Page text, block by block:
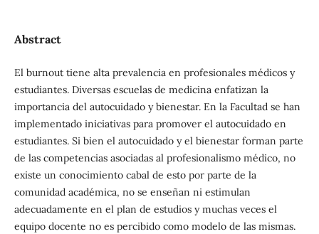
Abstract
El burnout tiene alta prevalencia en profesionales médicos y
estudiantes. Diversas escuelas de medicina enfatizan la
importancia del autocuidado y bienestar. En la Facultad se han
implementado iniciativas para promover el autocuidado en
estudiantes. Si bien el autocuidado y el bienestar forman parte
de las competencias asociadas al profesionalismo médico, no
existe un conocimiento cabal de esto por parte de la
comunidad académica, no se enseñan ni estimulan
adecuadamente en el plan de estudios y muchas veces el
equipo docente no es percibido como modelo de las mismas.